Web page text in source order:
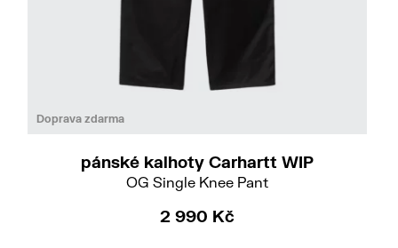
Doprava zdarma
pánské kalhoty Carhartt WIP
OG Single Knee Pant
2 990 Kč